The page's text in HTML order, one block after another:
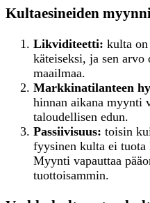
Kultaesineiden
Likviditeetti: kulta on
käteiseksi, ja sen
maailmaa.
Markkinatilanteen
hinnan aikana myynti
taloudellisen edun.
Passiivisuus: toisin
fyysinen kulta ei
Myynti vapauttaa
tuottoisammin.